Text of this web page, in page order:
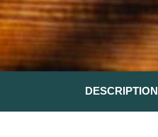
DESCRIPTION